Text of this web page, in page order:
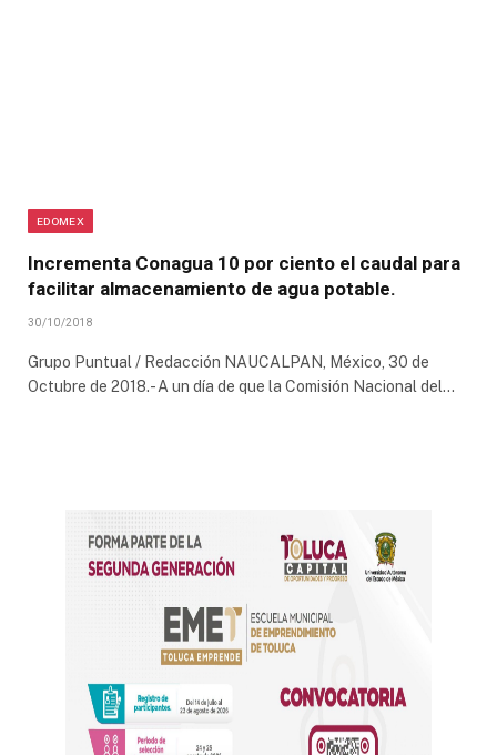
EDOMEX
Incrementa Conagua 10 por ciento el caudal para
facilitar almacenamiento de agua potable.
30/10/2018
Grupo Puntual / Redacción NAUCALPAN, México, 30 de
Octubre de 2018.- A un día de que la Comisión Nacional del…